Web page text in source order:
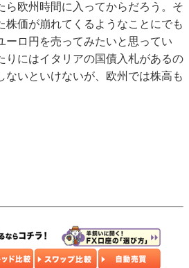
欧州時間に入ってからだろう。そ
株価が崩れてくるようなことにでも
ーロ円を売ってみたいと思ってい
りにはイタリアの国債入札があるの
ないといけないが、欧州では株高も